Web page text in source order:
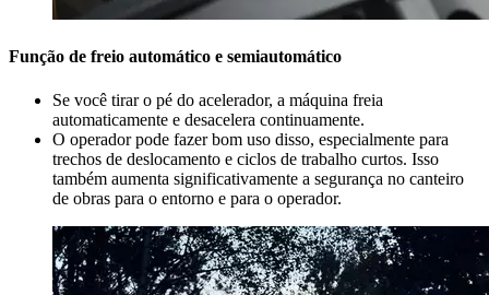
Função de freio automático e semiautomático
Se você tirar o pé do acelerador, a máquina freia
automaticamente e desacelera continuamente.
O operador pode fazer bom uso disso, especialmente para
trechos de deslocamento e ciclos de trabalho curtos. Isso
também aumenta significativamente a segurança no canteiro
de obras para o entorno e para o operador.